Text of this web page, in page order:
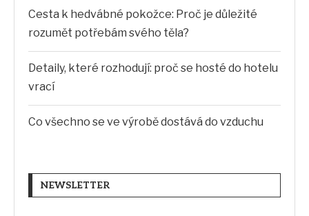
Cesta k hedvábné pokožce: Proč je důležité
rozumět potřebám svého těla?
Detaily, které rozhodují: proč se hosté do hotelu
vrací
Co všechno se ve výrobě dostává do vzduchu
NEWSLETTER